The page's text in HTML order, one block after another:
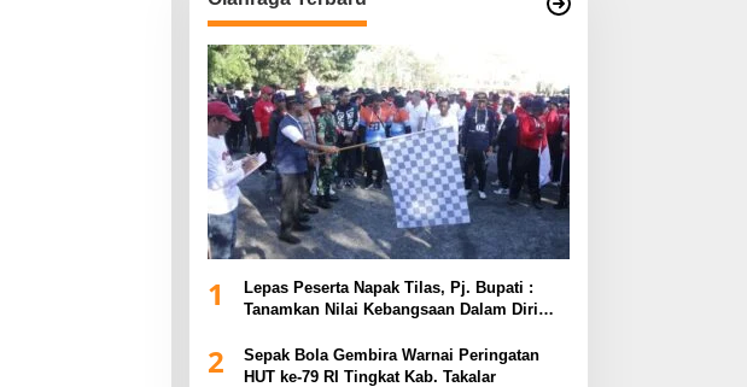
1
Lepas Peserta Napak Tilas, Pj. Bupati :
Tanamkan Nilai Kebangsaan Dalam Diri
2
Sepak Bola Gembira Warnai Peringatan
HUT ke-79 RI Tingkat Kab. Takalar